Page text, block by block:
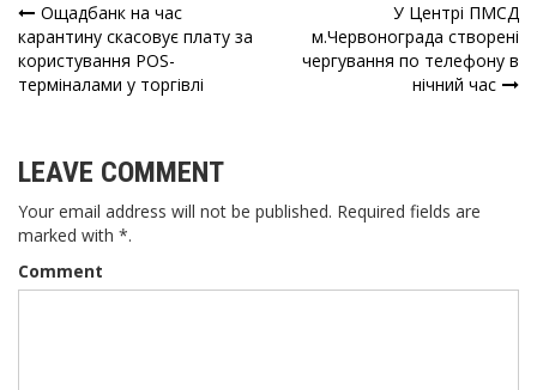
Навігація
записів
Ощадбанк на час
карантину скасовує плату за
користування POS-
терміналами у торгівлі
У Центрі ПМСД
м.Червонограда створені
чергування по телефону в
нічний час
LEAVE COMMENT
Your email address will not be published. Required fields are
marked with *.
Comment